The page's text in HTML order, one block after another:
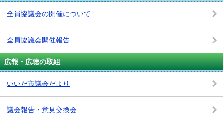
全員協議会の開催について
全員協議会開催報告
広報・広聴の取組
いいだ市議会だより
議会報告・意見交換会